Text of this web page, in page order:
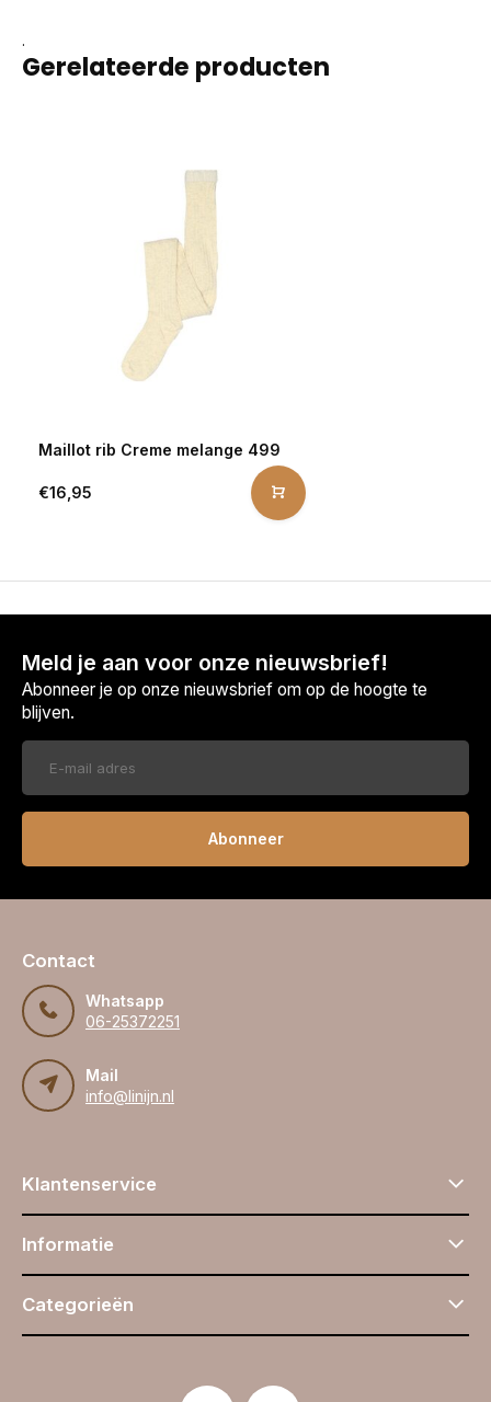
.
Gerelateerde producten
Maillot rib Creme melange 499
€16,95
Meld je aan voor onze nieuwsbrief!
Abonneer je op onze nieuwsbrief om op de hoogte te
blijven.
Abonneer
Contact
Whatsapp
06-25372251
Mail
info@linijn.nl
Klantenservice
Informatie
Categorieën